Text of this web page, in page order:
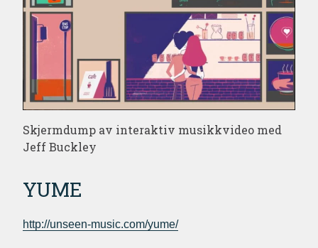
Skjermdump av interaktiv musikkvideo med
Jeff Buckley
YUME
http://unseen-music.com/yume/